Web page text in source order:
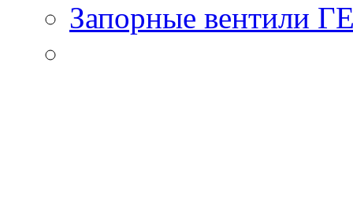
Запорные вентили